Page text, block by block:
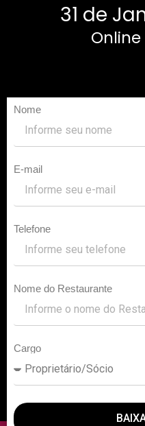
31 de
Nome
E-mail
Telefone
Nome do Restaurante
Cargo